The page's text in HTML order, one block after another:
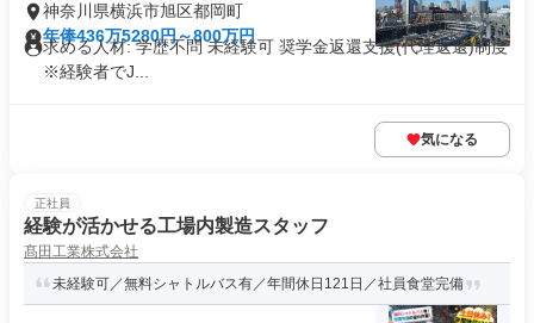
神奈川県横浜市旭区都岡町
年俸436万5280円～800万円
求める人材: 学歴不問 未経験可 奨学金返還支援(代理返還)制度
※経験者でJ...
気になる
正社員
経験が活かせる工場内製造スタッフ
髙田工業株式会社
未経験可／無料シャトルバス有／年間休日121日／社員食堂完備